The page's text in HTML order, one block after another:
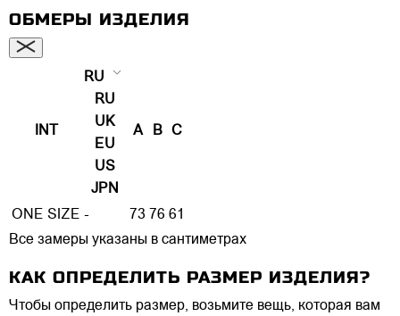
ОБМЕРЫ ИЗДЕЛИЯ
INT
RU
RU
UK
EU
US
JPN
A B C
ONE SIZE - 73 76 61
Все замеры указаны в сантиметрах
КАК ОПРЕДЕЛИТЬ РАЗМЕР ИЗДЕЛИЯ?
Чтобы определить размер, возьмите вещь, которая вам